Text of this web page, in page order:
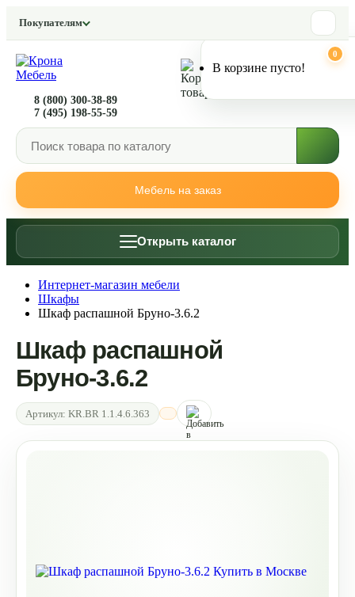
Покупателям
Мебель на заказ
8 (800) 300-38-89
7 (495) 198-55-59
0
В корзине пусто!
Открыть каталог
Интернет-магазин мебели
Шкафы
Шкаф распашной Бруно-3.6.2
Шкаф распашной
Бруно-3.6.2
Артикул: KR.BR 1.1.4.6.363